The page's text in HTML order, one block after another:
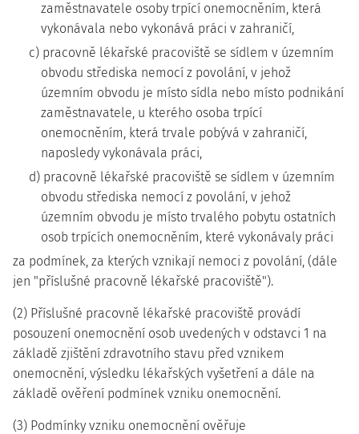
zaměstnavatele osoby trpící onemocněním, která
vykonávala nebo vykonává práci v zahraničí,
c) pracovně lékařské pracoviště se sídlem v územním
obvodu střediska nemocí z povolání, v jehož
územním obvodu je místo sídla nebo místo podnikání
zaměstnavatele, u kterého osoba trpící
onemocněním, která trvale pobývá v zahraničí,
naposledy vykonávala práci,
d) pracovně lékařské pracoviště se sídlem v územním
obvodu střediska nemocí z povolání, v jehož
územním obvodu je místo trvalého pobytu ostatních
osob trpících onemocněním, které vykonávaly práci
za podmínek, za kterých vznikají nemoci z povolání, (dále
jen "příslušné pracovně lékařské pracoviště").
(2) Příslušné pracovně lékařské pracoviště provádí
posouzení onemocnění osob uvedených v odstavci 1 na
základě zjištění zdravotního stavu před vznikem
onemocnění, výsledku lékařských vyšetření a dále na
základě ověření podmínek vzniku onemocnění.
(3) Podmínky vzniku onemocnění ověřuje